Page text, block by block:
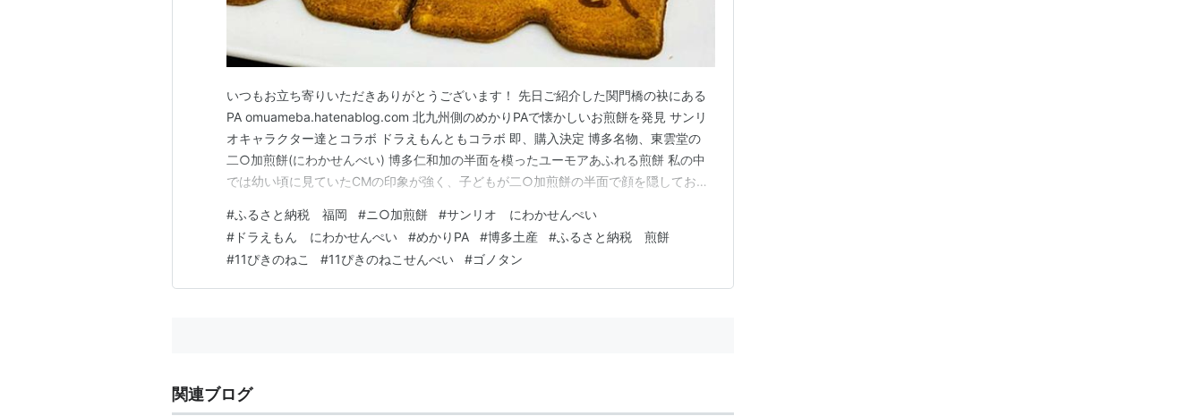
いつもお立ち寄りいただきありがとうございます！ 先日ご紹介した関門橋の袂にある
PA omuameba.hatenablog.com 北九州側のめかりPAで懐かしいお煎餅を発見 サンリ
オキャラクター達とコラボ ドラえもんともコラボ 即、購入決定 博多名物、東雲堂の
二○加煎餅(にわかせんべい) 博多仁和加の半面を模ったユーモアあふれる煎餅 私の中
では幼い頃に見ていたCMの印象が強く、子どもが二○加煎餅の半面で顔を隠してお友
らの煎餅はめかりPA限定 よく見ると 眉毛がバナナになっています 北九州の門司港が
「バナナの叩き売…
#ふるさと納税 福岡 #ニ○加煎餅 #サンリオ にわかせんぺい
# ドラえもん にわかせんぺい #めかりPA #博多土産 #ふるさと納税 煎餅
#11ぴきのねこ #11ぴきのねこせんべい #ゴノタン
関連ブログ